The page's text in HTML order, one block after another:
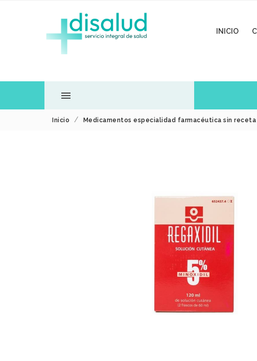
INICIO

TODOS LOS
Inicio Medicamentos especialidad farmacéutica sin receta